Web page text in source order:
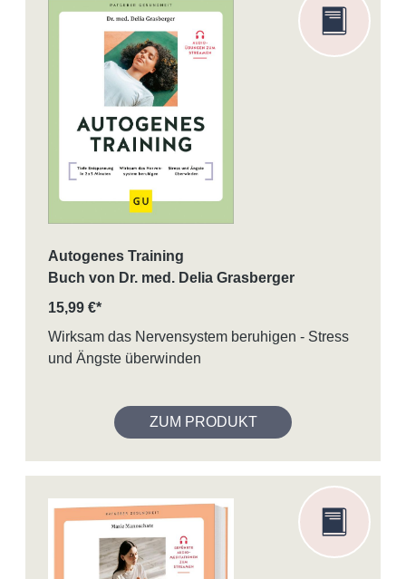
Autogenes Training
Buch von Dr. med. Delia Grasberger
15,99 €*
Wirksam das Nervensystem beruhigen - Stress
und Ängste überwinden
ZUM PRODUKT